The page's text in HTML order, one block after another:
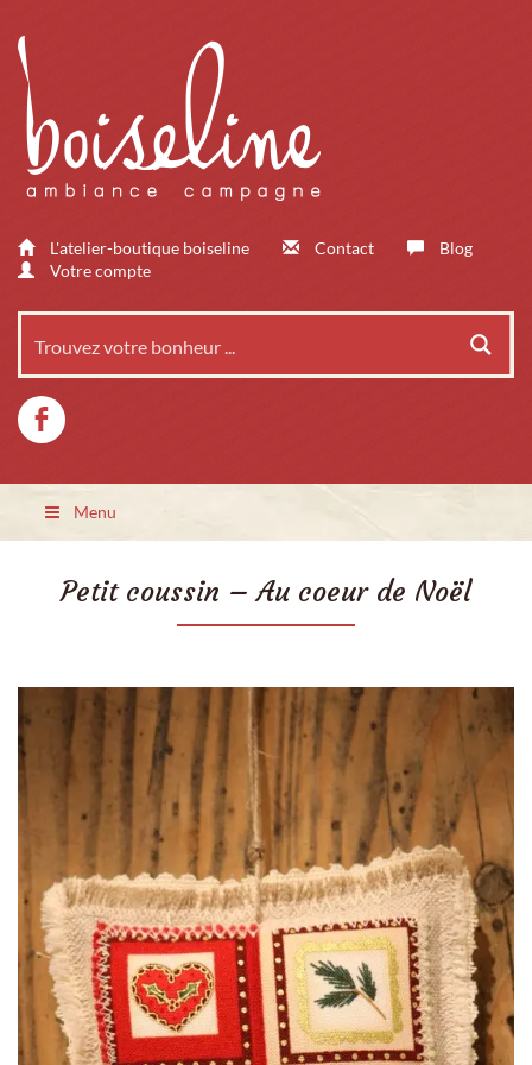
L'atelier-boutique boiseline Contact
Blog
Votre compte
Menu
Petit coussin – Au coeur de Noël